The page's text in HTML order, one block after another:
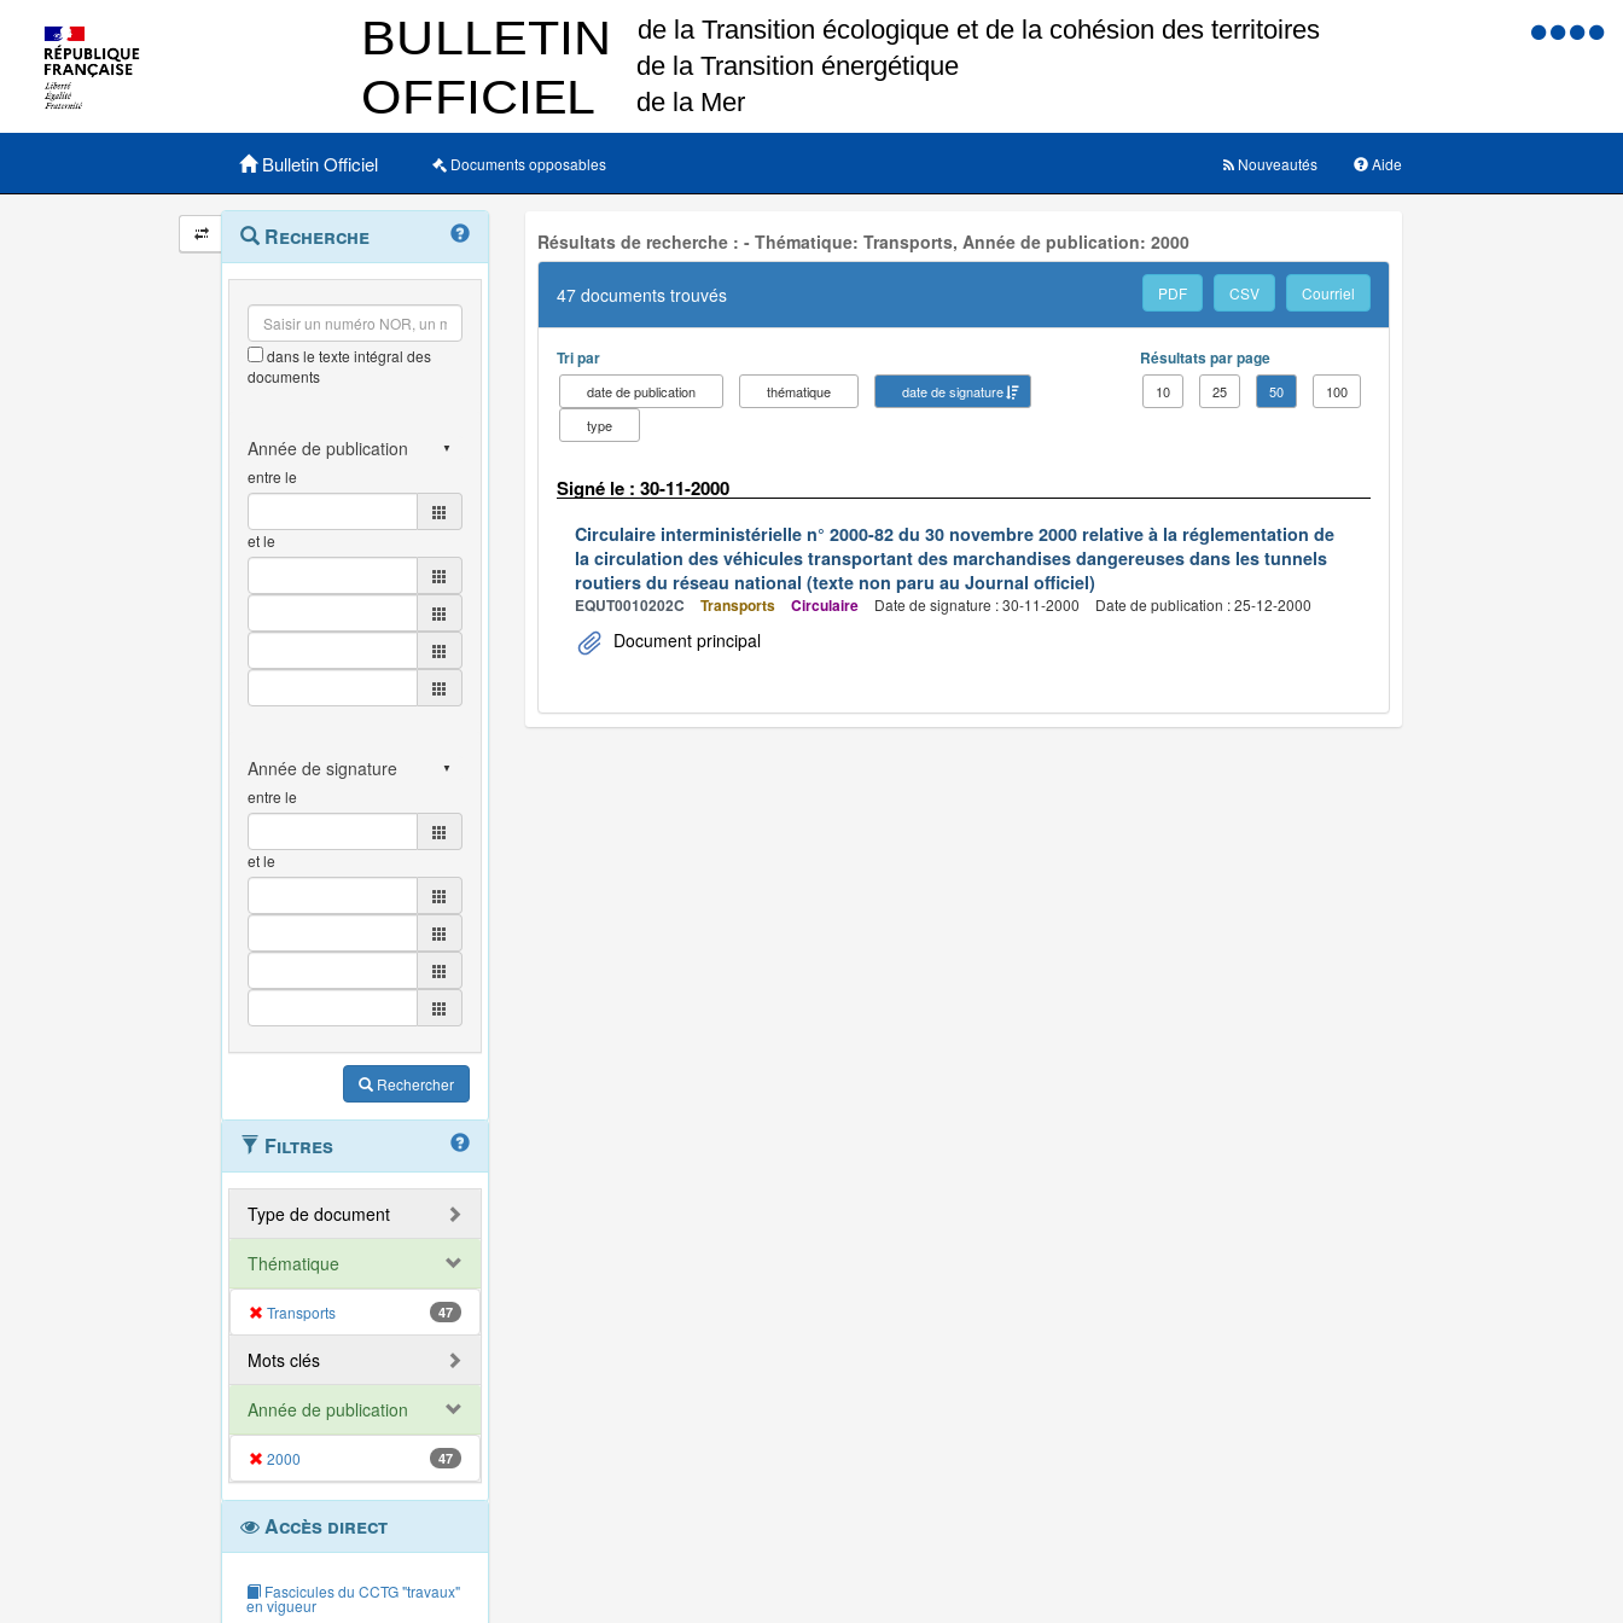
Menu
Menu principal
Bulletin Officiel Documents opposables Aide
Nouveautés
Navigation
et
outils
annexes
Menu
contextuel
Recherche
dans le texte intégral des
documents
entre le
et le
entre le
et le
Rechercher
Filtres
Type de document
Thématique
Transports 47
Mots clés
Année de publication
2000 47
Accès direct
Fascicules du CCTG "travaux"
en vigueur
Résultats de recherche : - Thématique: Transports, Année de publication: 2000
47 documents trouvés PDF CSV Courriel
Tri par
date de publication thématique
date de signature
type
Résultats par page
10 25 50 100
Signé le : 30-11-2000
Circulaire interministérielle n° 2000-82 du 30 novembre 2000 relative à la réglementation de
la circulation des véhicules transportant des marchandises dangereuses dans les tunnels
routiers du réseau national (texte non paru au Journal officiel)
EQUT0010202C Transports Circulaire Date de signature : 30-11-2000 Date de publication : 25-12-2000
Document principal